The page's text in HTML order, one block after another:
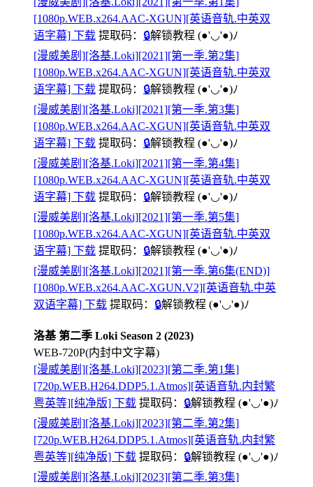
[1080p.WEB.x264.AAC-XGUN][英语音轨.中英双
语字幕] 下载 提取码： 🔒解锁教程 (●'◡'●)ﾉ
[漫威美剧][洛基.Loki][2021][第一季.第2集]
[1080p.WEB.x264.AAC-XGUN][英语音轨.中英双
语字幕] 下载 提取码： 🔒解锁教程 (●'◡'●)ﾉ
[漫威美剧][洛基.Loki][2021][第一季.第3集]
[1080p.WEB.x264.AAC-XGUN][英语音轨.中英双
语字幕] 下载 提取码： 🔒解锁教程 (●'◡'●)ﾉ
[漫威美剧][洛基.Loki][2021][第一季.第4集]
[1080p.WEB.x264.AAC-XGUN][英语音轨.中英双
语字幕] 下载 提取码： 🔒解锁教程 (●'◡'●)ﾉ
[漫威美剧][洛基.Loki][2021][第一季.第5集]
[1080p.WEB.x264.AAC-XGUN][英语音轨.中英双
语字幕] 下载 提取码： 🔒解锁教程 (●'◡'●)ﾉ
[漫威美剧][洛基.Loki][2021][第一季.第6集(END)]
[1080p.WEB.x264.AAC-XGUN.V2][英语音轨.中英
双语字幕] 下载 提取码： 🔒解锁教程 (●'◡'●)ﾉ
洛基 第二季 Loki Season 2 (2023)
WEB-720P(内封中文字幕)
[漫威美剧][洛基.Loki][2023][第二季.第1集]
[720p.WEB.H264.DDP5.1.Atmos][英语音轨.内封繁
粤英等][纯净版] 下载 提取码： 🔒解锁教程 (●'◡'●)ﾉ
[漫威美剧][洛基.Loki][2023][第二季.第2集]
[720p.WEB.H264.DDP5.1.Atmos][英语音轨.内封繁
粤英等][纯净版] 下载 提取码： 🔒解锁教程 (●'◡'●)ﾉ
[漫威美剧][洛基.Loki][2023][第二季.第3集]